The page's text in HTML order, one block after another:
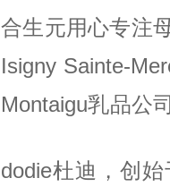
（ANC）和宠物
合生元用心专注
Isigny Sainte-
Montaigu乳品公
10日于...
dodie杜迪，创